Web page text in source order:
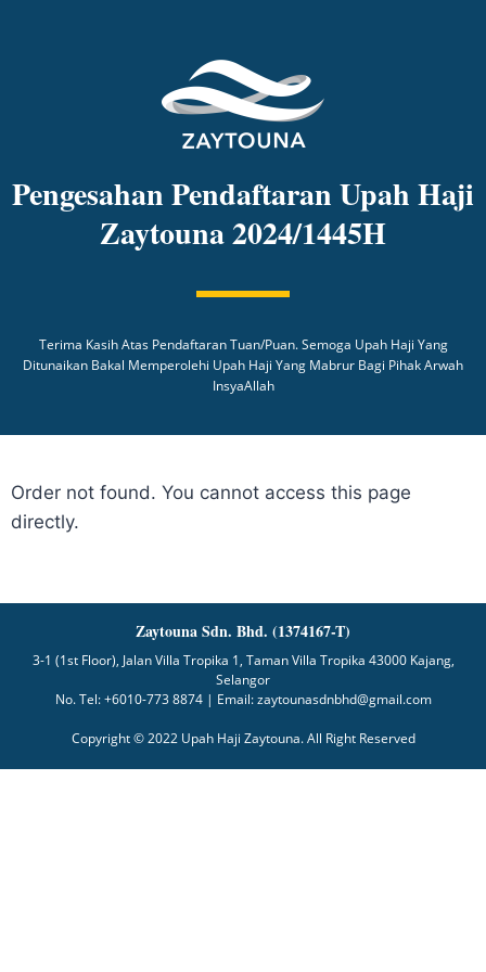
Pengesahan Pendaftaran Upah Haji
Zaytouna 2024/1445H
Terima Kasih Atas Pendaftaran Tuan/puan. Semoga Upah Haji Yang
Ditunaikan Bakal Memperolehi Upah Haji Yang Mabrur Bagi Pihak Arwah
InsyaAllah
Order not found. You cannot access this page
directly.
Zaytouna Sdn. Bhd. (1374167-T)
3-1 (1st Floor), Jalan Villa Tropika 1, Taman Villa Tropika 43000 Kajang,
Selangor
No. Tel: +6010-773 8874 | Email: zaytounasdnbhd@gmail.com
Copyright © 2022 Upah Haji Zaytouna. All Right Reserved